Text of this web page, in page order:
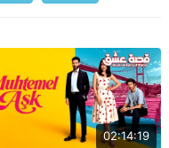
02:14:19